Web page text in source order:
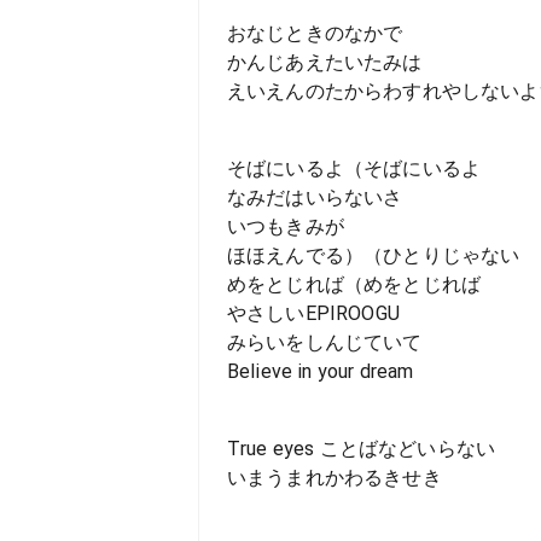
おなじときのなかで
かんじあえたいたみは
えいえんのたからわすれやしない
そばにいるよ（そばにいるよ
なみだはいらないさ
いつもきみが
ほほえんでる）（ひとりじゃない
めをとじれば（めをとじれば
やさしいEPIROOGU
みらいをしんじていて
Believe in your dream
True eyes ことばなどいらない
いまうまれかわるきせき